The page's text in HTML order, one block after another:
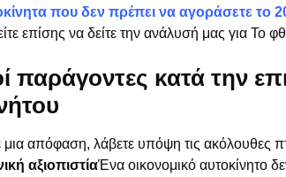
που δεν πρέπει να αγοράσετε το
επίσης να δείτε την ανάλυσή μας για Το
παράγοντες κατά την
μια απόφαση, λάβετε υπόψη τις ακόλουθες
αξιοπιστίαΈνα οικονομικό αυτοκίνητο